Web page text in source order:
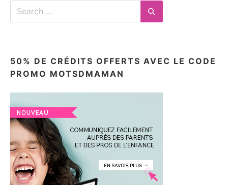
Search
Search
50% DE CRÉDITS OFFERTS AVEC LE CODE
PROMO MOTSDMAMAN